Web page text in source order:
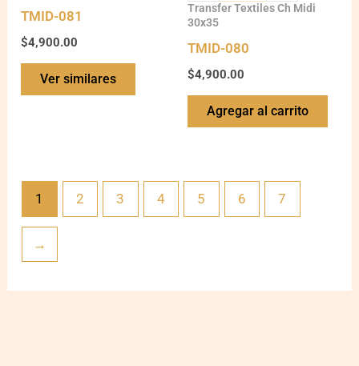
TMID-081
$4,900.00
Ver similares
Transfer Textiles Ch Midi
30x35
TMID-080
$4,900.00
Agregar al carrito
1 2 3 4 5 6 7
→